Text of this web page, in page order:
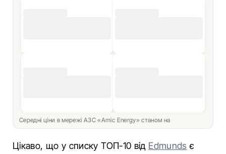
Середні ціни в мережі АЗС «Amic Energy» станом на
Цікаво, що у списку ТОП-10 від Edmunds є